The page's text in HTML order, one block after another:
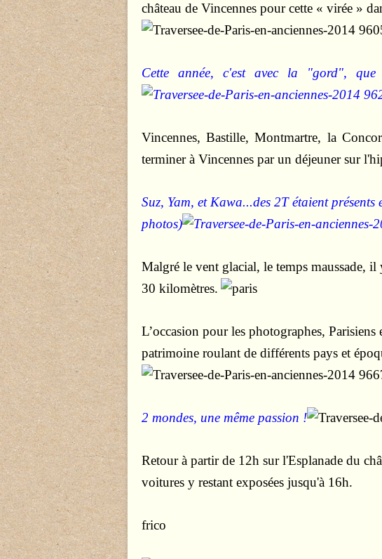
château de Vincennes pour cette « virée »
Cette année, c'est avec la "gord",
Vincennes, Bastille, Montmartre, la
terminer à Vincennes par un déjeuner sur
Suz, Yam, et Kawa...des 2T étaient
photos)
Malgré le vent glacial, le temps maussade,
30 kilomètres.
L’occasion pour les photographes,
patrimoine roulant de différents pays et
2 mondes, une même passion !
Retour à partir de 12h sur l'Esplanade du
voitures y restant exposées jusqu'à 16h.
frico